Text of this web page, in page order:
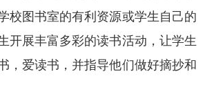
校图书室的有利资源或学生自己的
开展丰富多彩的读书活动，让学生
，爱读书，并指导他们做好摘抄和